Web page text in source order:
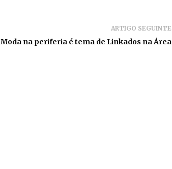
ARTIGO SEGUINTE
Moda na periferia é tema de Linkados na Área